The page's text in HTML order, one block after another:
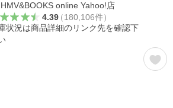
HMV&BOOKS online Yahoo!店
4.39（180,106件）
状況は商品詳細のリンク先を確認下